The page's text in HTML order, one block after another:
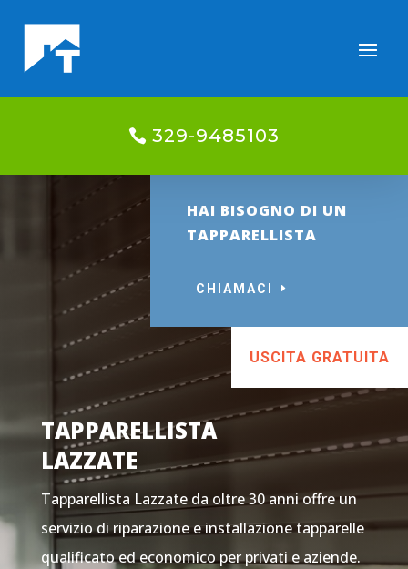
329-9485103
HAI BISOGNO DI UN
TAPPARELLISTA
CHIAMACI
USCITA GRATUITA
TAPPARELLISTA
LAZZATE
Tapparellista Lazzate da oltre 30 anni offre un
servizio di riparazione e installazione tapparelle
qualificato ed economico per privati e aziende.